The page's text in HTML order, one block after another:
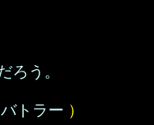
ろう。
トラー ）